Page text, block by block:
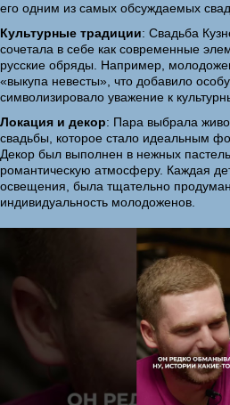
его одним из самых обсуждаемых
Культурные традиции: Свадьба
сочетала в себе как современные
русские обряды. Например,
«выкупа невесты», что добавило
символизировало уважение к
Локация и декор: Пара выбрала
свадьбы, которое стало идеальным
Декор был выполнен в нежных
романтическую атмосферу. Каждая
освещения, была тщательно
индивидуальность молодоженов.